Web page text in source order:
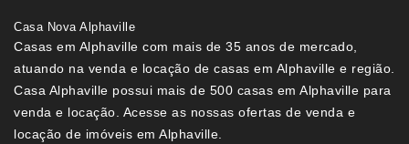
Casa Nova Alphaville
Casas em Alphaville com mais de 35 anos de mercado,
atuando na venda e locação de casas em Alphaville e região.
Casa Alphaville possui mais de 500 casas em Alphaville para
venda e locação. Acesse as nossas ofertas de venda e
locação de imóveis em Alphaville.